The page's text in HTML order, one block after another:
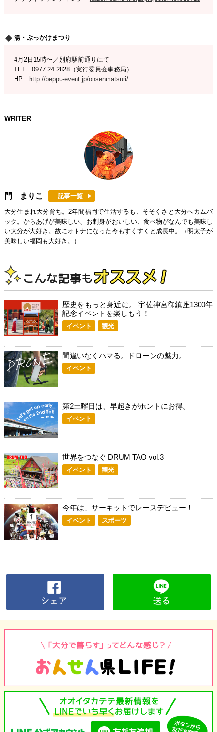
湯・ぶっかけまつり
4月2日15時〜／別府駅前通りにて
TEL 0977-24-2828（実行委員会事務局）
HP
http://beppu-event.jp/onsenmatsuri/
WRITER
門 まりこ 記事一覧
大分生まれ大分育ち。2年間福岡で生活するも、そそくさと大分へカムバ
ック。からあげが美味しい、お刺身がおいしい、食べ物がなんでも美味し
い大分が大好き。故にオトナになった今もすくすくと成長中。（明太子が
美味しい福岡も大好き。）
歴史をもっと身近に。 宇佐神宮御鎮座1300年
記念イベントを楽しもう！
イベント 観光
間違いなくハマる。ドローンの魅力。
イベント
第2土曜日は、早起きがホントにお得。
イベント
世界をつなぐ DRUM TAO vol.3
イベント 観光
今年は、サーキットでレースデビュー！
イベント スポーツ